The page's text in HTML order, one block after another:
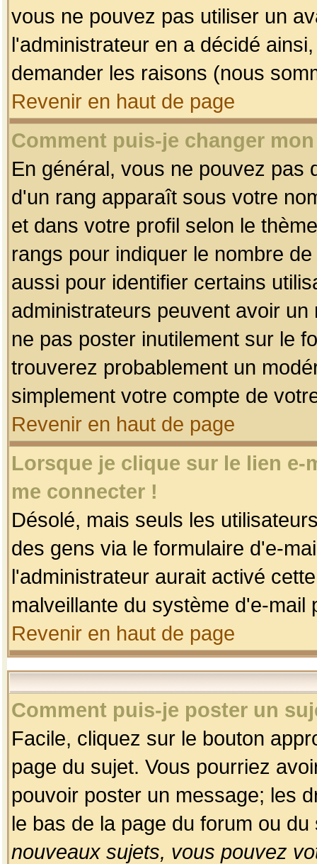
vous ne pouvez pas utiliser un
l'administrateur en a décidé
demander les raisons (nous
Revenir en haut de page
Comment puis-je changer
En général, vous ne pouvez pas
d'un rang apparaît sous votre
et dans votre profil selon le
rangs pour indiquer le nombre
aussi pour identifier certains
administrateurs peuvent avoir
ne pas poster inutilement sur le
trouverez probablement un
simplement votre compte de
Revenir en haut de page
Lorsque je clique sur le lien
me connecter !
Désolé, mais seuls les
des gens via le formulaire d'e-
l'administrateur aurait activé
malveillante du système d'e-
Revenir en haut de page
Comment puis-je poster un
Facile, cliquez sur le bouton
page du sujet. Vous pourriez
pouvoir poster un message; les
le bas de la page du forum ou
nouveaux sujets, vous pouvez